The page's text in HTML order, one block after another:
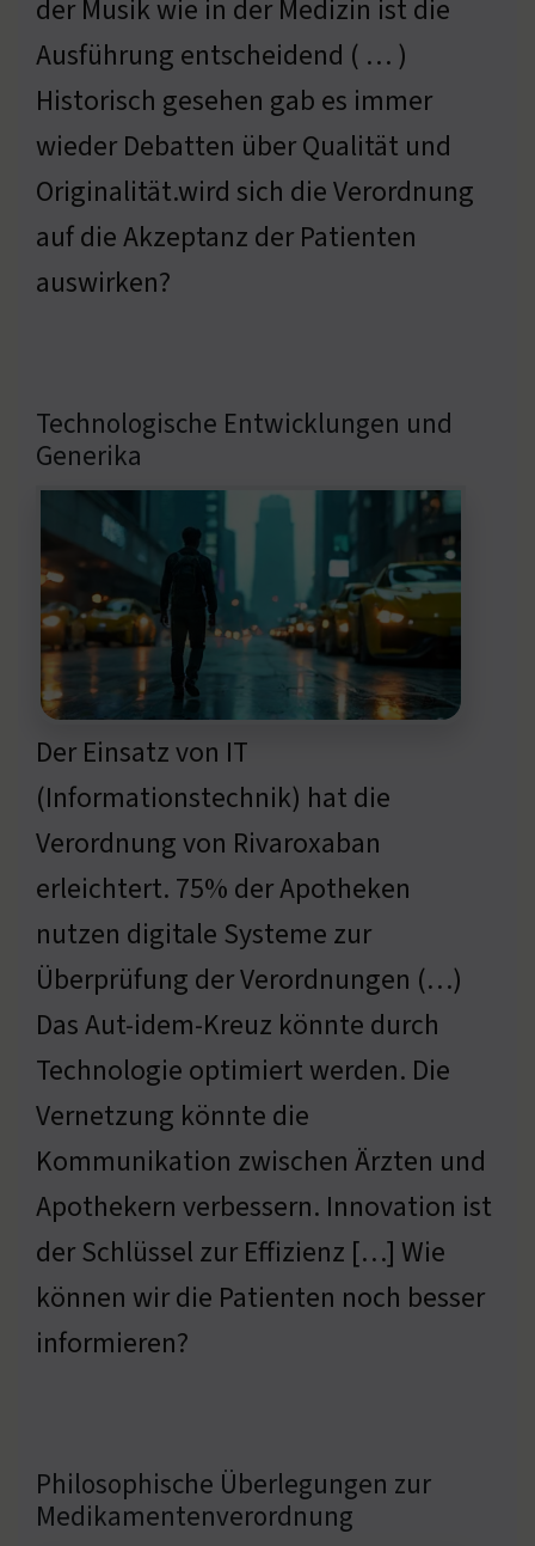
der Musik wie in der Medizin ist die
Ausführung entscheidend ( … )
Historisch gesehen gab es immer
wieder Debatten über Qualität und
Originalität.wird sich die Verordnung
auf die Akzeptanz der Patienten
auswirken?
Technologische Entwicklungen und
Generika
Der Einsatz von IT
(Informationstechnik) hat die
Verordnung von Rivaroxaban
erleichtert. 75% der Apotheken
nutzen digitale Systeme zur
Überprüfung der Verordnungen (…)
Das Aut-idem-Kreuz könnte durch
Technologie optimiert werden. Die
Vernetzung könnte die
Kommunikation zwischen Ärzten und
Apothekern verbessern. Innovation ist
der Schlüssel zur Effizienz […] Wie
können wir die Patienten noch besser
informieren?
Philosophische Überlegungen zur
Medikamentenverordnung